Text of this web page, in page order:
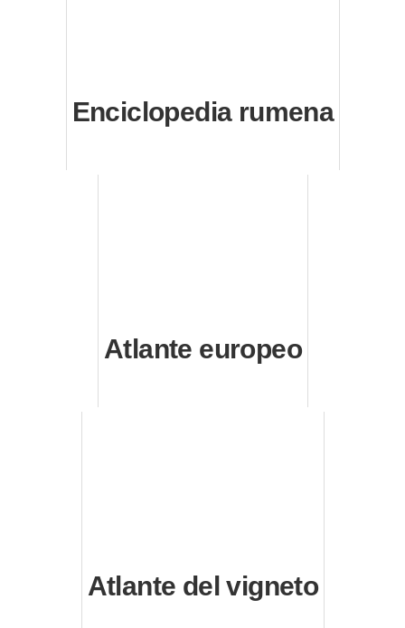
Enciclopedia rumena
Atlante europeo
Atlante del vigneto